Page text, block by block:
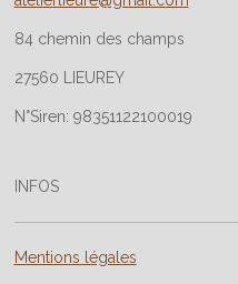
84 chemin des champs
27560 LIEUREY
N°Siren: 98351122100019
INFOS
Mentions légales